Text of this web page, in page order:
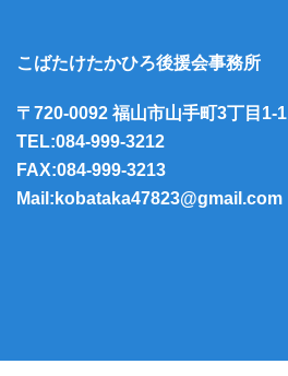
こばたけたかひろ後援会事務所
〒720-0092 福山市山手町3丁目1-1
TEL:084-999-3212
FAX:084-999-3213
Mail:kobataka47823@gmail.com